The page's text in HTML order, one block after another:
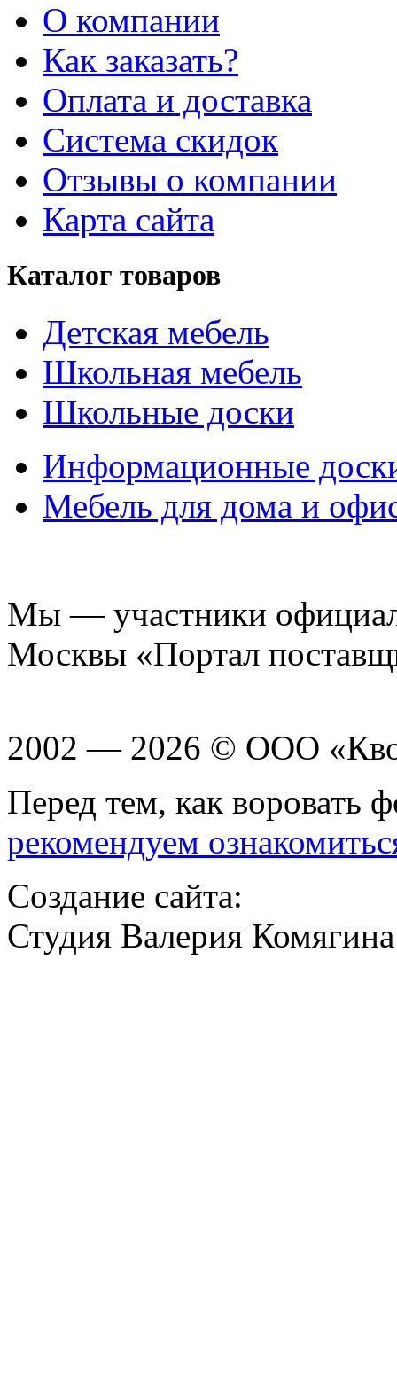
О компании
Как заказать?
Оплата и доставка
Система скидок
Отзывы о компании
Карта сайта
Каталог товаров
Детская мебель
Школьная мебель
Школьные доски
Информационные
Мебель для дома и
Мы — участники
Москвы «Портал
2002 — 2026 © ООО
Перед тем, как воровать
рекомендуем
Создание сайта:
Студия Валерия Комягина